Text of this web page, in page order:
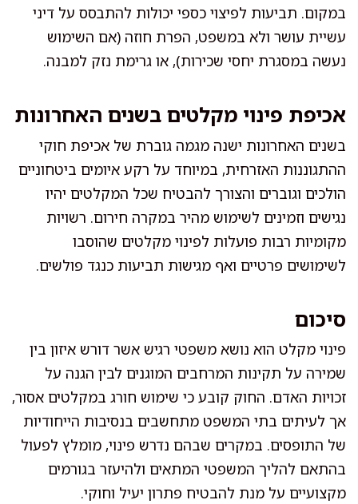
במקום. תביעות לפיצוי כספי יכולות להתבסס על דיני
עשיית עושר ולא במשפט, הפרת חוזה (אם השימוש
נעשה במסגרת יחסי שכירות), או גרימת נזק למבנה.
אכיפת פינוי מקלטים בשנים האחרונות
בשנים האחרונות ישנה מגמה גוברת של אכיפת חוקי
ההתגוננות האזרחית, במיוחד על רקע איומים ביטחוניים
הולכים וגוברים והצורך להבטיח שכל המקלטים יהיו
נגישים וזמינים לשימוש מהיר במקרה חירום. רשויות
מקומיות רבות פועלות לפינוי מקלטים שהוסבו
לשימושים פרטיים ואף מגישות תביעות כנגד פולשים.
סיכום
פינוי מקלט הוא נושא משפטי רגיש אשר דורש איזון בין
שמירה על תקינות המרחבים המוגנים לבין הגנה על
זכויות האדם. החוק קובע כי שימוש חורג במקלטים אסור,
אך לעיתים בתי המשפט מתחשבים בנסיבות הייחודיות
של התופסים. במקרים שבהם נדרש פינוי, מומלץ לפעול
בהתאם להליך המשפטי המתאים ולהיעזר בגורמים
מקצועיים על מנת להבטיח פתרון יעיל וחוקי.